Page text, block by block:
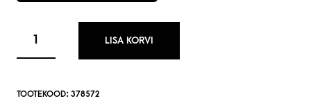
LISA KORVI
TOOTEKOOD: 378572